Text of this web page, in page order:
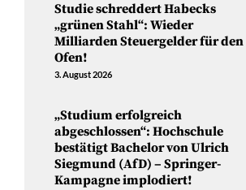
Studie schreddert Habecks
„grünen Stahl“: Wieder
Milliarden Steuergelder für den
Ofen!
3. August 2026
„Studium erfolgreich
abgeschlossen“: Hochschule
bestätigt Bachelor von Ulrich
Siegmund (AfD) – Springer-
Kampagne implodiert!